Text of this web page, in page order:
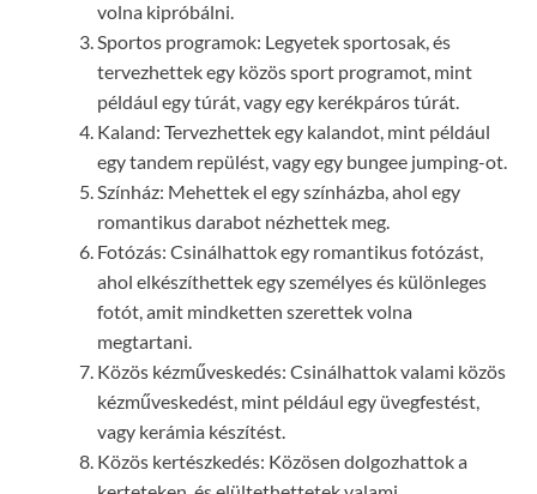
volna kipróbálni.
Sportos programok: Legyetek sportosak, és
tervezhettek egy közös sport programot, mint
például egy túrát, vagy egy kerékpáros túrát.
Kaland: Tervezhettek egy kalandot, mint például
egy tandem repülést, vagy egy bungee jumping-ot.
Színház: Mehettek el egy színházba, ahol egy
romantikus darabot nézhettek meg.
Fotózás: Csinálhattok egy romantikus fotózást,
ahol elkészíthettek egy személyes és különleges
fotót, amit mindketten szerettek volna
megtartani.
Közös kézműveskedés: Csinálhattok valami közös
kézműveskedést, mint például egy üvegfestést,
vagy kerámia készítést.
Közös kertészkedés: Közösen dolgozhattok a